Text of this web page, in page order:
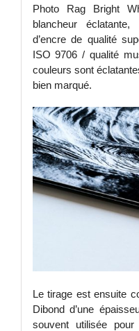
Photo Rag Bright
blancheur
d’encre de qualité
ISO 9706 / qualité
couleurs sont
bien marqué.
Le tirage est ensuite
Dibond d’une
souvent utilisée